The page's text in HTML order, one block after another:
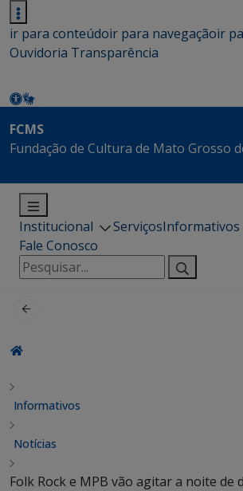
ir para conteúdoir para navegaçãoir
Ouvidoria Transparência
FCMS
Fundação de Cultura de Mato Grosso
Institucional ServiçosInformativos
Fale Conosco
Pesquisar
por:
Informativos
Notícias
Folk Rock e MPB vão agitar a noite de